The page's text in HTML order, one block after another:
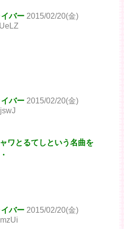
バー 2015/02/20(金)
バー 2015/02/20(金)
ワとるてしという名曲を
バー 2015/02/20(金)